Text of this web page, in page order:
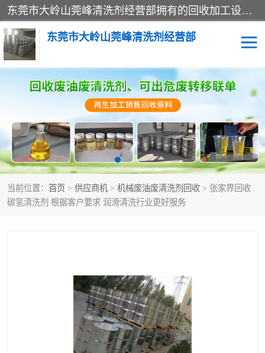
东莞市大岭山莞峰清洗剂经营部拥有的回收加工设备，大量废油回收、废清洗剂回收、废溶剂油回收、机械废油废清洗剂回收、废碳氢回收、碳氢液压油回收、碳氢二氯回收等废清洗剂处理；我们只是提供废旧化工原料的循环使用存放点，执行正规的存放，有正规的回收资质处理。同时我们公司批发零售回收级清洗剂，脱模油再生基础油，质量保证。
东莞市大岭山莞峰清洗剂经营部
当前位置： 首页 > 供应商机 > 机械废油废清洗剂回收 > 张家界回收
碳氢清洗剂 根据客户要求 润滑清洗行业更好服务
废清洗剂回收
废溶剂油回收 机械废油废清洗剂回收
废碳氢回收 碳氢液压油回收
碳氢二氯回收 回收废三四氯乙烯
回收废清洗剂 上门回收废清洗剂